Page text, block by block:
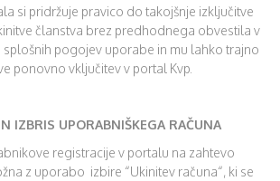
si pridržuje pravico do takojšnje izključitve
članstva brez predhodnega obvestila v
splošnih pogojev uporabe in mu lahko trajno
ponovno vključitev v portal Kvp.
IZBRIS UPORABNIŠKEGA RAČUNA
registracije v portalu na zahtevo
z uporabo izbire “Ukinitev računa“, ki se